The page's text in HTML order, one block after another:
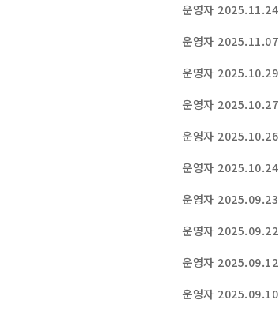
운영자 2025.11.24
운영자 2025.11.07
운영자 2025.10.29
운영자 2025.10.27
운영자 2025.10.26
운영자 2025.10.24
운영자 2025.09.23
운영자 2025.09.22
운영자 2025.09.12
운영자 2025.09.10